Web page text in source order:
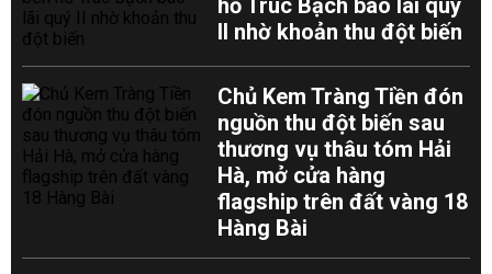
hồ Trúc Bạch báo lãi quý
II nhờ khoản thu đột biến
Chủ Kem Tràng Tiền đón
nguồn thu đột biến sau
thương vụ thâu tóm Hải
Hà, mở cửa hàng
flagship trên đất vàng 18
Hàng Bài